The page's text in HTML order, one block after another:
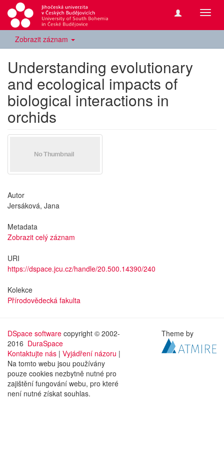
Zobrazit záznam
Understanding evolutionary
and ecological impacts of
biological interactions in
orchids
Autor
Jersáková, Jana
Metadata
Zobrazit celý záznam
URI
https://dspace.jcu.cz/handle/20.500.14390/240
Kolekce
Přírodovědecká fakulta
DSpace software copyright © 2002-
2016 DuraSpace
Kontaktujte nás | Vyjádření názoru |
Na tomto webu jsou používány
pouze cookies nezbytně nutné pro
zajištění fungování webu, pro které
není nutné získat souhlas.
Theme by